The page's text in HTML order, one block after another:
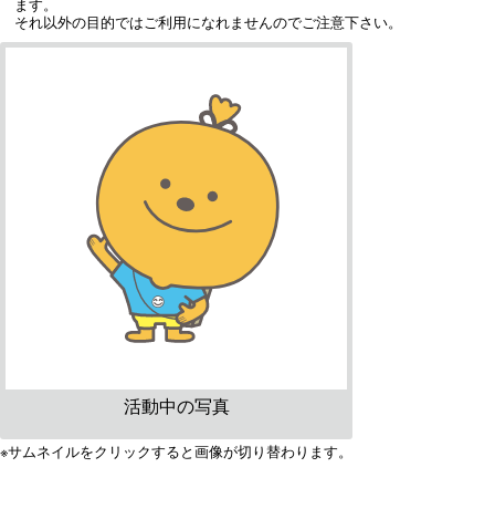
それ以外の目的ではご利用になれませんのでご注意下さい。
活動中の写真
※サムネイルをクリックすると画像が切り替わります。